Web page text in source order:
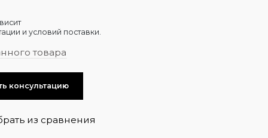
и условий поставки.
товара
консультацию
из сравнения